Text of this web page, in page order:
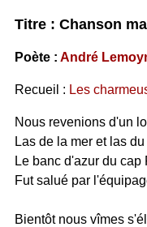
Titre : Chanson
Poète : André
Recueil : Les
Nous revenions d'un
Las de la mer et las
Le banc d'azur du cap
Fut salué par
Bientôt nous vîmes